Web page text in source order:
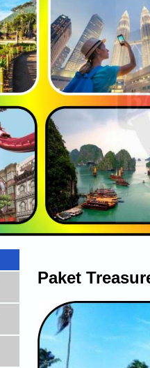
Paket